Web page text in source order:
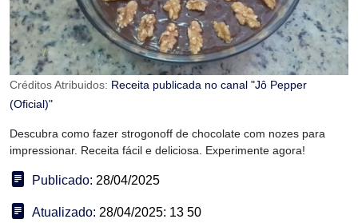
Créditos Atribuidos: Receita publicada no canal "Jô Pepper
(Oficial)"
Descubra como fazer strogonoff de chocolate com nozes para
impressionar. Receita fácil e deliciosa. Experimente agora!
Publicado: 28/04/2025
Atualizado: 28/04/2025: 13 50